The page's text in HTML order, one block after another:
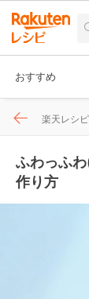
おすすめ
楽天レシ
ふわっふ
作り方